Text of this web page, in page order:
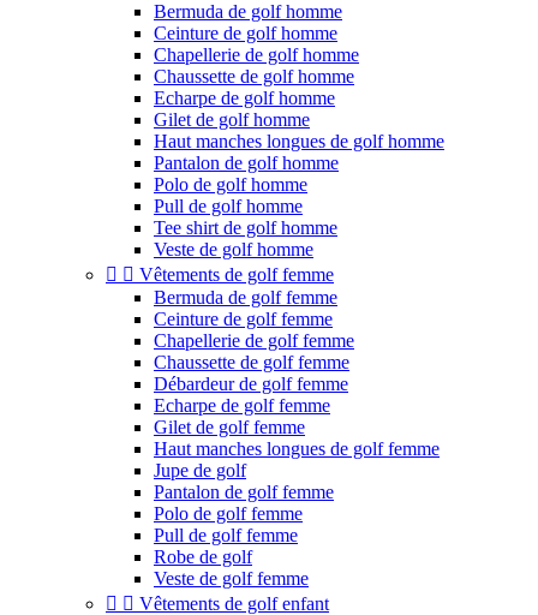
Bermuda de golf homme
Ceinture de golf homme
Chapellerie de golf homme
Chaussette de golf homme
Echarpe de golf homme
Gilet de golf homme
Haut manches longues de golf homme
Pantalon de golf homme
Polo de golf homme
Pull de golf homme
Tee shirt de golf homme
Veste de golf homme
  Vêtements de golf femme
Bermuda de golf femme
Ceinture de golf femme
Chapellerie de golf femme
Chaussette de golf femme
Débardeur de golf femme
Echarpe de golf femme
Gilet de golf femme
Haut manches longues de golf femme
Jupe de golf
Pantalon de golf femme
Polo de golf femme
Pull de golf femme
Robe de golf
Veste de golf femme
  Vêtements de golf enfant